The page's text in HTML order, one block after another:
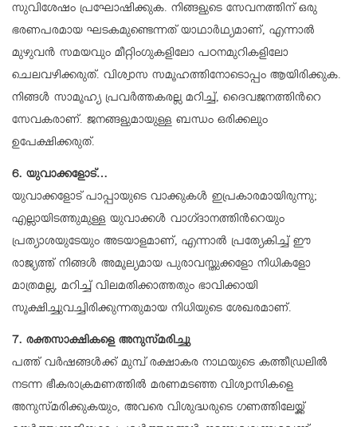
സുവിശേഷം പ്രഘോഷിക്കുക. നിങ്ങളുടെ സേവനത്തിന് ഒരു
ഭരണപരമായ ഘടകമുണ്ടെന്നത് യാഥാർഥ്യമാണ്, എന്നാൽ
മുഴുവൻ സമയവും മീറ്റിംഗുകളിലോ പഠനമുറികളിലോ
ചെലവഴിക്കരുത്. വിശ്വാസ സമൂഹത്തിനോടൊപ്പം ആയിരിക്കുക.
നിങ്ങൾ സാമൂഹ്യ പ്രവർത്തകരല്ല മറിച്ച്, ദൈവജനത്തിന്‍റെ
സേവകരാണ്. ജനങ്ങളുമായുള്ള ബന്ധം ഒരിക്കലും
ഉപേക്ഷിക്കരുത്.
6. യുവാക്കളോട്…
യുവാക്കളോട് പാപ്പായുടെ വാക്കുകൾ ഇപ്രകാരമായിരുന്നു;
എല്ലായിടത്തുമുള്ള യുവാക്കൾ വാഗ്ദാനത്തിന്‍റെയും
പ്രത്യാശയുടേയും അടയാളമാണ്, എന്നാൽ പ്രത്യേകിച്ച് ഈ
രാജ്യത്ത് നിങ്ങൾ അമൂല്യമായ പുരാവസ്തുക്കളോ നിധികളോ
മാത്രമല്ല, മറിച്ച് വിലമതിക്കാത്തതും ഭാവിക്കായി
സൂക്ഷിച്ചുവച്ചിരിക്കുന്നതുമായ നിധിയുടെ ശേഖരമാണ്.
7. രക്തസാക്ഷികളെ അനുസ്മരിച്ചു
പത്ത് വർഷങ്ങൾക്ക് മുമ്പ് രക്ഷാകര നാഥയുടെ കത്തീഡ്രലിൽ
നടന്ന ഭീകരാക്രമണത്തിൽ മരണമടഞ്ഞ വിശ്വാസികളെ
അനുസ്മരിക്കുകയും, അവരെ വിശുദ്ധരുടെ ഗണത്തിലേയ്ക്ക്